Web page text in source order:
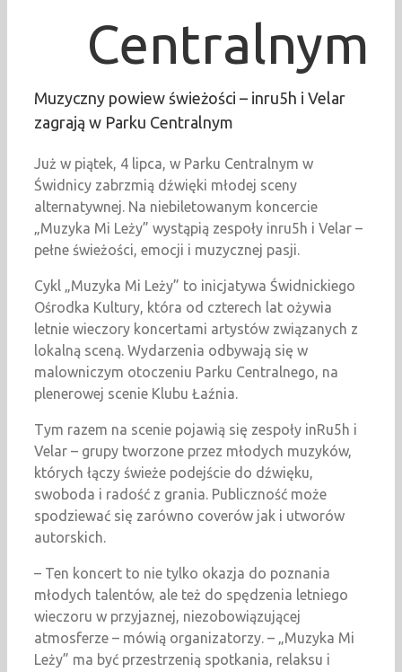
Centralnym
Muzyczny powiew świeżości – inru5h i Velar
zagrają w Parku Centralnym
Już w piątek, 4 lipca, w Parku Centralnym w
Świdnicy zabrzmią dźwięki młodej sceny
alternatywnej. Na niebiletowanym koncercie
„Muzyka Mi Leży” wystąpią zespoły inru5h i Velar –
pełne świeżości, emocji i muzycznej pasji.
Cykl „Muzyka Mi Leży” to inicjatywa Świdnickiego
Ośrodka Kultury, która od czterech lat ożywia
letnie wieczory koncertami artystów związanych z
lokalną sceną. Wydarzenia odbywają się w
malowniczym otoczeniu Parku Centralnego, na
plenerowej scenie Klubu Łaźnia.
Tym razem na scenie pojawią się zespoły inRu5h i
Velar – grupy tworzone przez młodych muzyków,
których łączy świeże podejście do dźwięku,
swoboda i radość z grania. Publiczność może
spodziewać się zarówno coverów jak i utworów
autorskich.
– Ten koncert to nie tylko okazja do poznania
młodych talentów, ale też do spędzenia letniego
wieczoru w przyjaznej, niezobowiązującej
atmosferze – mówią organizatorzy. – „Muzyka Mi
Leży” ma być przestrzenią spotkania, relaksu i